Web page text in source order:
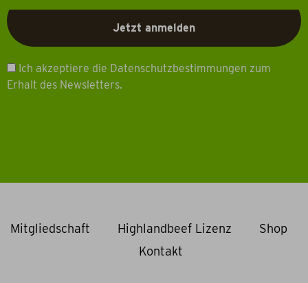
Ich akzeptiere die Datenschutzbestimmungen zum
Erhalt des Newsletters.
Mitgliedschaft Highlandbeef Lizenz
Shop
Kontakt